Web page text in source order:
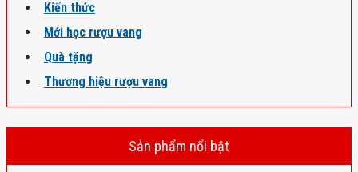
Kiến thức
Mới học rượu vang
Quà tặng
Thương hiệu rượu vang
Sản phẩm nổi bật